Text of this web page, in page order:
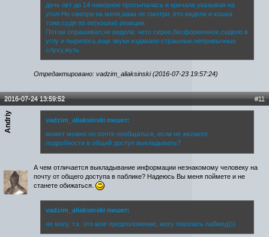
дочь лет до 14 наверное просыпалась и кричала указывая на
угол-Не смотри на меня,аааа не смотри. ето видела и кошка
тоже,судя по ее(кошки) реакции.
Потом спрашивал,че видела: чето серое,бесформенное,сидело в
углу и пырилось,еще звуки издавало страшные,непривычные
слуху,жуть
Отредактировано: vadzim_aliaksinski (2016-07-23 19:57:24)
#11
2016-07-24 13:59:52
Andriy
vadzim_aliaksinski пишет:
может можно по почте пообщаться, если не желаете
подробности в общий доступ выкладывать?
А чем отличается выкладывание информации незнакомому человеку на
почту от общего доступа в паблике? Надеюсь Вы меня поймете и не
станете обижаться.
vadzim_aliaksinski пишет:
не могу, т.к. это мое предположение, могу покопать пабмед)))